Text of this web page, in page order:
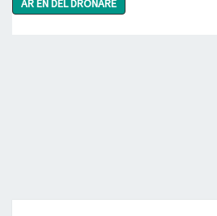
ÄR EN DEL DRÖNARE